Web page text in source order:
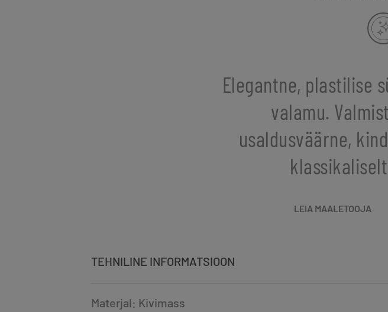
Elegantne, plastilise
valamu.
usaldusväärne,
LEIA MAALETOOJA
TEHNILINE INFORMATSIOON
Materjal: Kivimass